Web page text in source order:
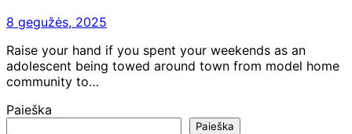
8 gegužės, 2025
Raise your hand if you spent your weekends as an
adolescent being towed around town from model home
community to…
Paieška
Paieška